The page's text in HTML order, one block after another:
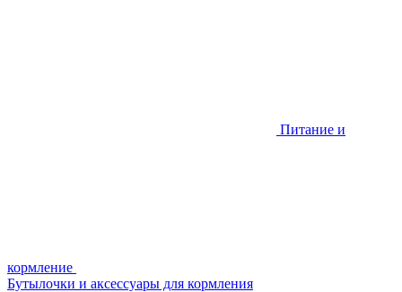
Питание и
кормление
Бутылочки и аксессуары для кормления